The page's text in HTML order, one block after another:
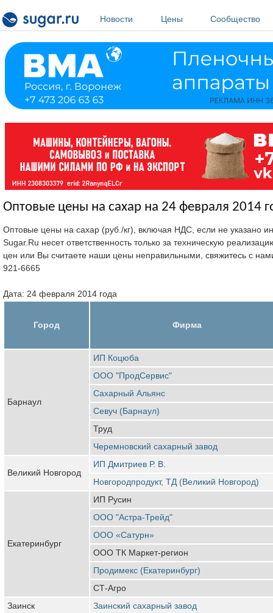
Новости
Цены Сообщество
Оптовые цены на сахар на 24 февраля 2014
Оптовые цены на сахар (руб./кг), включая НДС, если не указано
Sugar.Ru несет ответственность только за техническую
цен или Вы считаете наши цены неправильными, свяжитесь с
921-6665
Дата: 24 февраля 2014 года
Город Фирма
Барнаул
ИП Коцюба
ООО "ПродСервис"
Сахарный Альянс
Севуч (Барнаул)
Труд
Черемновский сахарный завод
Великий Новгород
ИП Дмитриев Р. В.
Новгородпродукт, ТД (Великий Новгород)
Екатеринбург
ИП Русин
ООО "Астра-Трейд"
ООО «Сатурн»
ООО ТК Маркет-регион
Продимекс (Екатеринбург)
СТ-Агро
Заинск
Заинский сахарный завод